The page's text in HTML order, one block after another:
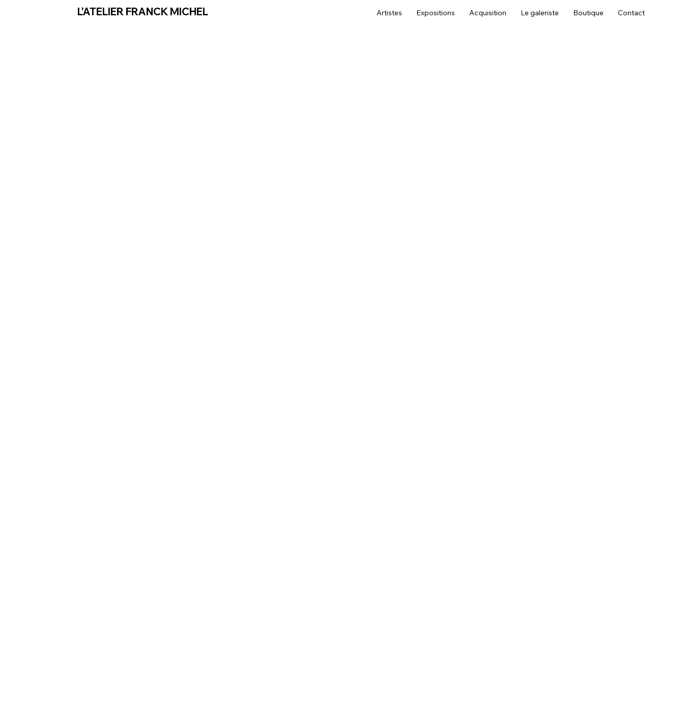
L'ATELIER FRANCK MICHEL Artistes Expositions Acquisition Le galeriste Boutique Contact